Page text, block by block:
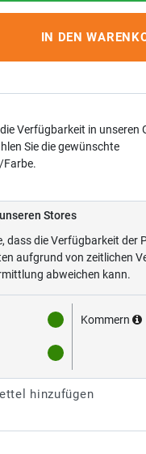
IN DEN
Verfügbarkeit in unseren
Sie die gewünschte
Stores
dass die Verfügbarkeit der
aufgrund von zeitlichen
abweichen kann.
Kommern
hinzufügen